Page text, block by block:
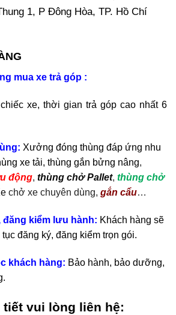
1, P Đông Hòa, TP. Hồ Chí
mua xe trả góp :
xe, thời gian trả góp cao nhất 6
Xưởng đóng thùng đáp ứng nhu
xe tải, thùng gắn bửng nâng,
động, thùng chở Pallet, thùng chở
chở xe chuyên dùng, gắn cẩu…
đăng kiểm lưu hành: Khách hàng sẽ
đăng ký, đăng kiểm trọn gói.
khách hàng: Bảo hành, bảo dưỡng,
tiết vui lòng liên hệ: